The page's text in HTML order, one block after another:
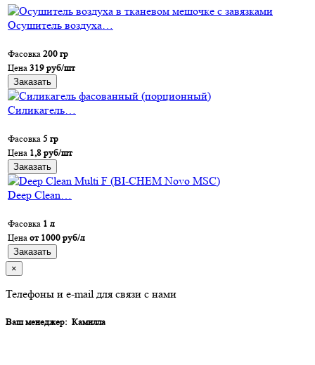
Осушитель воздуха…
Фасовка 200 гр
Цена 319 руб/шт
Заказать
Силикагель…
Фасовка 5 гр
Цена 1,8 руб/шт
Заказать
Deep Clean…
Фасовка 1 л
Цена от 1000 руб/л
Заказать
×
Телефоны и e-mail для связи с нами
Ваш менеджер: Камилла